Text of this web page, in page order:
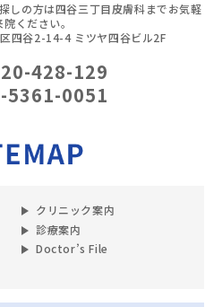
しの方は四谷三丁目皮膚科までお気軽
ください。
四谷2-14-4 ミツヤ四谷ビル2F
428-129
5361-0051
クリニック案内
診療案内
Doctor’s File